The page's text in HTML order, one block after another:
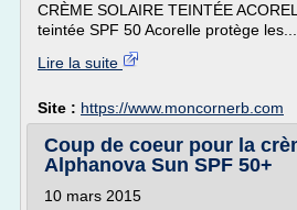
CRÈME SOLAIRE TEINTÉE
teintée SPF 50 Acorelle protège les...
Lire la suite
Site : https://www.moncornerb.com
Coup de coeur pour la
Alphanova Sun SPF 50+
10 mars 2015